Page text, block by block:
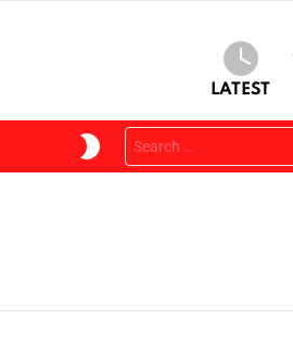
LATEST
SKIN
Search
for: